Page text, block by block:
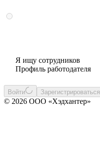
Я ищу сотрудников
Профиль работодателя
Войти Зарегистрироваться
© 2026 ООО «Хэдхантер»